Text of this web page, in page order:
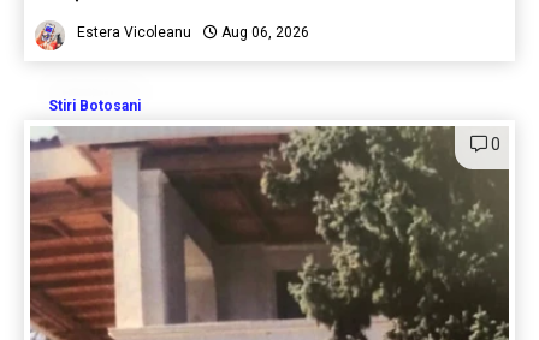
Estera Vicoleanu Aug 06, 2026
Stiri Botosani
0